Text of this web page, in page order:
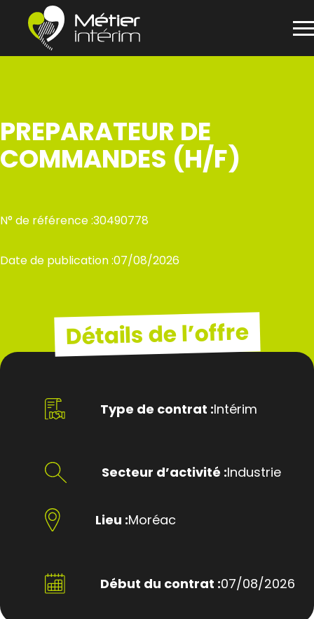
PREPARATEUR DE
COMMANDES (H/F)
N° de référence :30490778
Date de publication :07/08/2026
Détails de l’offre
Type de contrat :Intérim
Secteur d’activité :Industrie
Lieu :Moréac
Début du contrat :07/08/2026
Panneau de gestion des cookies